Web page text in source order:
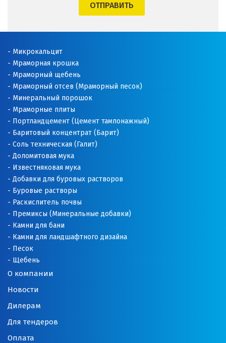
ОТПРАВИТЬ
О компании
Новости
Дилерам
Для тендеров
Оплата
Микрокальцит
Мраморная крошка
Мраморный щебень
Мраморный отсев (Мраморный песок)
Минеральный порошок
Мраморные плиты
Портландцемент (Цемент тампонажный)
Баритовый концентрат (Барит)
Соль техническая (Галит)
Доломитовая мука
Известняковая мука
Добавки для буровых растворов
Буровые растворы
Раскислитель почвы
Премиксы (Минеральные добавки)
Камни для бани
Камни для ландшафтного дизайна
Песок
Щебень